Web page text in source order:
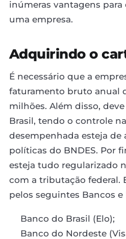
inúmeras vantagens
uma empresa.
Adquirindo o
É necessário que a
faturamento bruto anual
milhões. Além disso,
Brasil, tendo o controle
desempenhada esteja de
políticas do BNDES. Por
esteja tudo regularizado
com a tributação federal.
pelos seguintes Bancos e
Banco do Brasil (Elo);
Banco do Nordeste